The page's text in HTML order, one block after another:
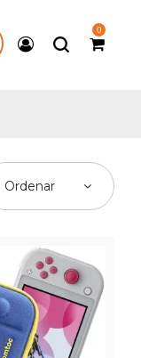
0
Ordenar